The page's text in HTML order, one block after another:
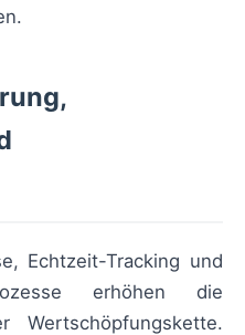
Echtzeit-Tracking und
erhöhen die
Wertschöpfungskette.